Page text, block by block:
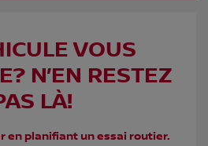
VOUS
N’EN RESTEZ
LÀ!
en planifiant un essai routier.